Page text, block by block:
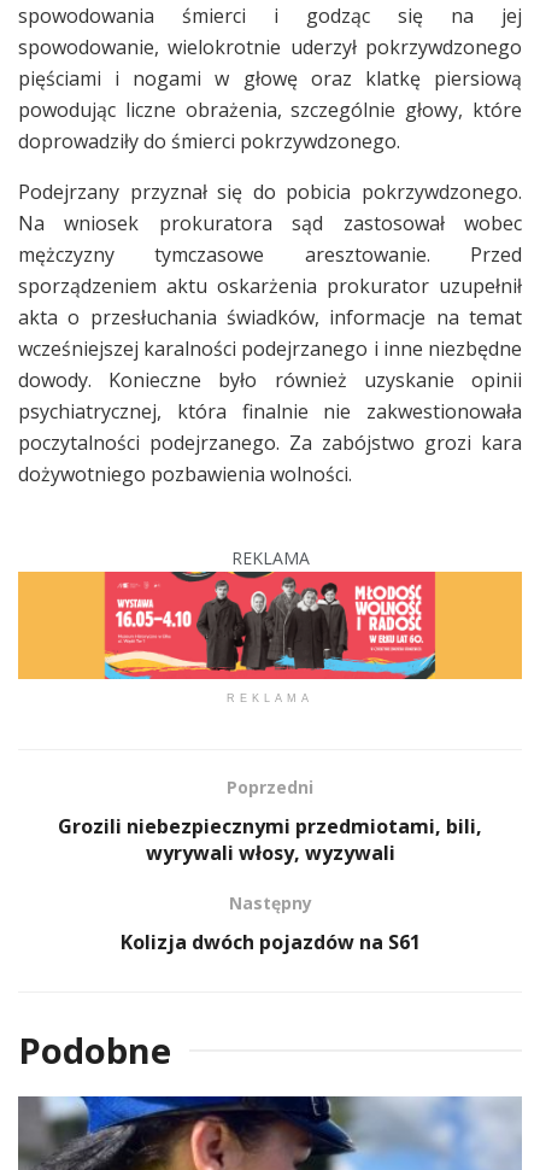
spowodowania śmierci i godząc się na jej
spowodowanie, wielokrotnie uderzył pokrzywdzonego
pięściami i nogami w głowę oraz klatkę piersiową
powodując liczne obrażenia, szczególnie głowy, które
doprowadziły do śmierci pokrzywdzonego.
Podejrzany przyznał się do pobicia pokrzywdzonego.
Na wniosek prokuratora sąd zastosował wobec
mężczyzny tymczasowe aresztowanie. Przed
sporządzeniem aktu oskarżenia prokurator uzupełnił
akta o przesłuchania świadków, informacje na temat
wcześniejszej karalności podejrzanego i inne niezbędne
dowody. Konieczne było również uzyskanie opinii
psychiatrycznej, która finalnie nie zakwestionowała
poczytalności podejrzanego. Za zabójstwo grozi kara
dożywotniego pozbawienia wolności.
REKLAMA
REKLAMA
Poprzedni
Grozili niebezpiecznymi przedmiotami, bili,
wyrywali włosy, wyzywali
Następny
Kolizja dwóch pojazdów na S61
Podobne